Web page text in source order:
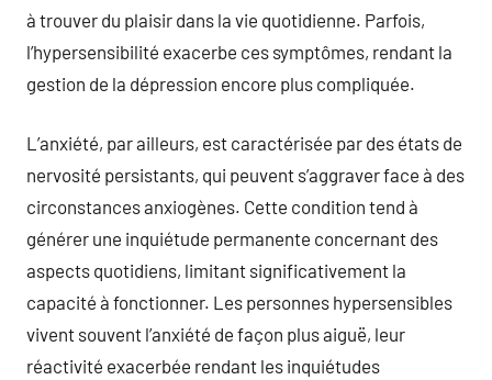
à trouver du plaisir dans la vie quotidienne. Parfois,
l’hypersensibilité exacerbe ces symptômes, rendant la
gestion de la dépression encore plus compliquée.
L’anxiété, par ailleurs, est caractérisée par des états de
nervosité persistants, qui peuvent s’aggraver face à des
circonstances anxiogènes. Cette condition tend à
générer une inquiétude permanente concernant des
aspects quotidiens, limitant significativement la
capacité à fonctionner. Les personnes hypersensibles
vivent souvent l’anxiété de façon plus aiguë, leur
réactivité exacerbée rendant les inquiétudes